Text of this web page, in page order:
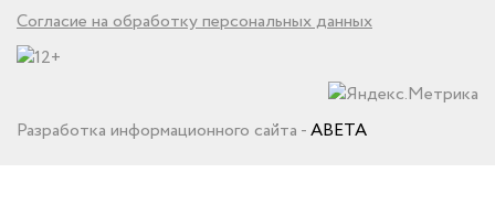
Согласие на обработку персональных данных
Разработка информационного сайта -ABETA